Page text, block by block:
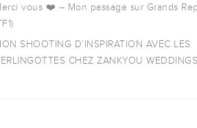
vous ❤️ – Mon passage sur Grands
SHOOTING D’INSPIRATION AVEC LES
CHEZ ZANKYOU WEDDINGS